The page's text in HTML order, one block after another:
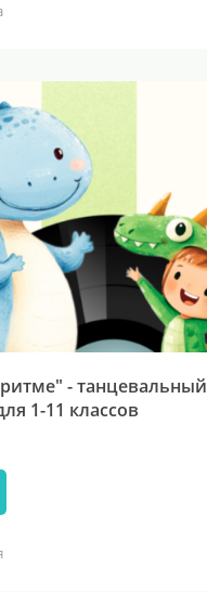
- танцевальный
1-11 классов